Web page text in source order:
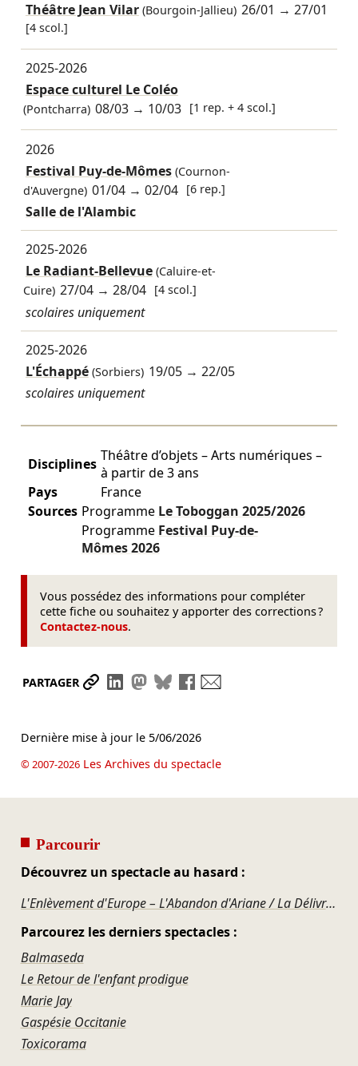
Théâtre Jean Vilar(Bourgoin-Jallieu) 26/01 →27/01
[4 scol.]
2025-2026
Espace culturel Le Coléo
(Pontcharra) 08/03 → 10/03 [1 rep. + 4 scol.]
2026
Festival Puy-de-Mômes(Cournon-
d'Auvergne) 01/04 →02/04 [6 rep.]
Salle de l'Alambic
2025-2026
Le Radiant-Bellevue(Caluire-et-
Cuire) 27/04 →28/04 [4 scol.]
scolaires uniquement
2025-2026
L'Échappé(Sorbiers) 19/05 →22/05
scolaires uniquement
Disciplines Théâtre d’objets – Arts numériques –
à partir de 3 ans
Pays
France
Sources Programme Le Toboggan 2025/2026
Programme Festival Puy-de-
Mômes2026
Vous possédez des informations pour compléter
cette fiche ou souhaitez y apporter des corrections ?
Contactez-nous.
PARTAGER Partager le lien
Partager sur LinkedIn
Partager sur Mastodon
Partager sur Bluesky
Partager sur Facebook
Dernière mise à jour le 5/06/2026
© 2007-2026Les Archives du spectacle
Parcourir
Découvrez un spectacle au hasard :
L'Enlèvement d'Europe – L'Abandon d'Ariane / La Délivrance de Thésée
Parcourez les derniers spectacles :
Balmaseda
Le Retour de l'enfant prodigue
Marie Jay
Gaspésie Occitanie
Toxicorama